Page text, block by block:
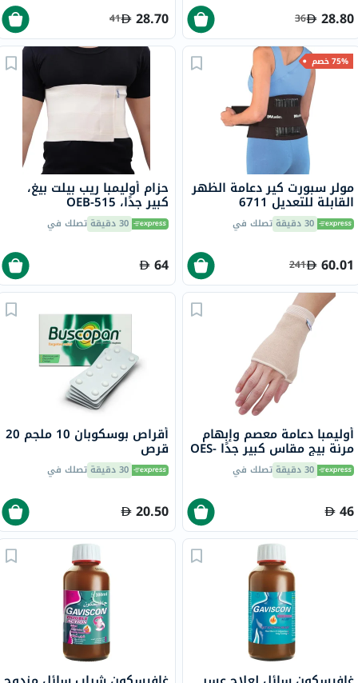
28.80
36
28.70
41
75% خصم
مولر سبورت كير دعامة الظهر
القابلة للتعديل 6711
30 دقيقة تصلك في
60.01
241
حزام أوليمبا ريب بيلت بيغ،
كبير جدًا، OEB-515
30 دقيقة تصلك في
64
أوليمبا دعامة معصم وإبهام
مرنة بيج مقاس كبير جدًا OES-
411 30 دقيقة تصلك في
46
أقراص بوسكوبان 10 ملجم 20
قرص
30 دقيقة تصلك في
20.50